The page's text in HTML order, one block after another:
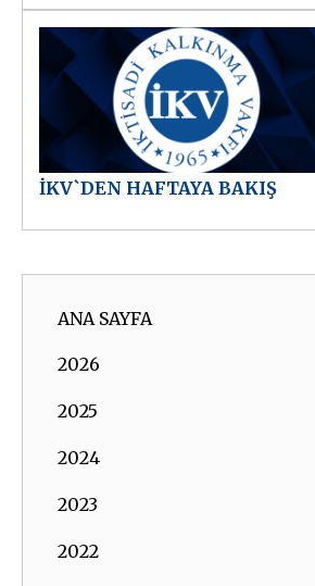
İKV`DEN HAFTAYA BAKIŞ
ANA SAYFA
2026
2025
2024
2023
2022